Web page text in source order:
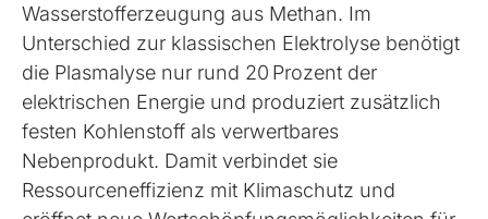
Wasserstofferzeugung aus Methan. Im
Unterschied zur klassischen Elektrolyse benötigt
die Plasmalyse nur rund 20 Prozent der
elektrischen Energie und produziert zusätzlich
festen Kohlenstoff als verwertbares
Nebenprodukt. Damit verbindet sie
Ressourceneffizienz mit Klimaschutz und